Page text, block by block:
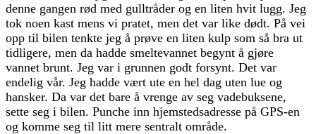
denne gangen rød med gulltråder og en liten hvit lugg. Jeg
tok noen kast mens vi pratet, men det var like dødt. På vei
opp til bilen tenkte jeg å prøve en liten kulp som så bra ut
tidligere, men da hadde smeltevannet begynt å gjøre
vannet brunt. Jeg var i grunnen godt forsynt. Det var
endelig vår. Jeg hadde vært ute en hel dag uten lue og
hansker. Da var det bare å vrenge av seg vadebuksene,
sette seg i bilen. Punche inn hjemstedsadresse på GPS-en
og komme seg til litt mere sentralt område.